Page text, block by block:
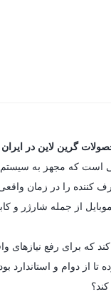
گرین لاین در ایران
را در زمان
از جمله شارژر و
کند که برای رفع
تا از دوام و